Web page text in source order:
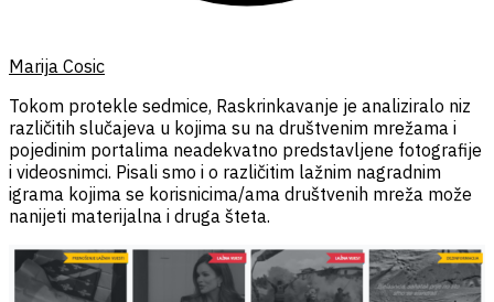
Marija Cosic
Tokom protekle sedmice, Raskrinkavanje je analiziralo niz
različitih slučajeva u kojima su na društvenim mrežama i
pojedinim portalima neadekvatno predstavljene fotografije
i videosnimci. Pisali smo i o različitim lažnim nagradnim
igrama kojima se korisnicima/ama društvenih mreža može
nanijeti materijalna i druga šteta.